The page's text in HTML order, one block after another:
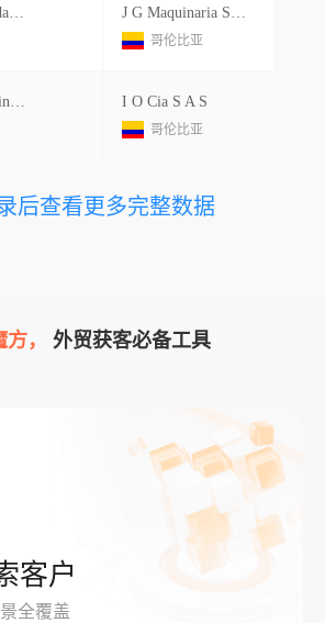
Guangzhou Jinda Construction Machinery Accessories Co. J G Maquinaria S.a.s.
哥伦比亚
Si Chuan Machinery Imports&expor I O Cia S A S
哥伦比亚
后查看更多完整数据
， 外贸获客必备工具
客户
全覆盖